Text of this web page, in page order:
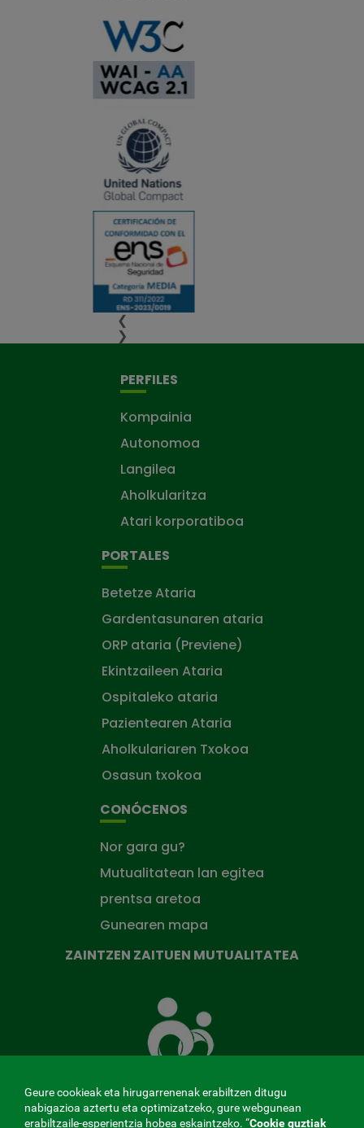
❮
❯
PERFILES
Kompainia
Autonomoa
Langilea
Aholkularitza
Atari korporatiboa
PORTALES
Betetze Ataria
Gardentasunaren ataria
ORP ataria (Previene)
Ekintzaileen Ataria
Ospitaleko ataria
Pazientearen Ataria
Aholkulariaren Txokoa
Osasun txokoa
CONÓCENOS
Nor gara gu?
Mutualitatean lan egitea
prentsa aretoa
Gunearen mapa
ZAINTZEN ZAITUEN MUTUALITATEA
zaituen
Mutua
Geure cookieak eta hirugarrenenak erabiltzen ditugu
nabigazioa aztertu eta optimizatzeko, gure webgunean
erabiltzaile-esperientzia hobea eskaintzeko. “Cookie guztiak